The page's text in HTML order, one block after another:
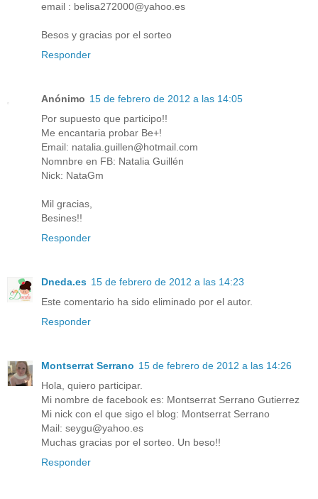
email : belisa272000@yahoo.es
Besos y gracias por el sorteo
Responder
Anónimo 15 de febrero de 2012 a las 14:05
Por supuesto que participo!!
Me encantaria probar Be+!
Email: natalia.guillen@hotmail.com
Nomnbre en FB: Natalia Guillén
Nick: NataGm
Mil gracias,
Besines!!
Responder
Dneda.es 15 de febrero de 2012 a las 14:23
Este comentario ha sido eliminado por el autor.
Responder
Montserrat Serrano 15 de febrero de 2012 a las 14:26
Hola, quiero participar.
Mi nombre de facebook es: Montserrat Serrano Gutierrez
Mi nick con el que sigo el blog: Montserrat Serrano
Mail: seygu@yahoo.es
Muchas gracias por el sorteo. Un beso!!
Responder